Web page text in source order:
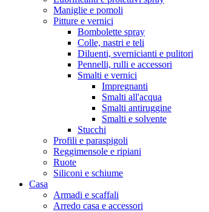
Maniglie e pomoli
Pitture e vernici
Bombolette spray
Colle, nastri e teli
Diluenti, svernicianti e pulitori
Pennelli, rulli e accessori
Smalti e vernici
Impregnanti
Smalti all'acqua
Smalti antiruggine
Smalti e solvente
Stucchi
Profili e paraspigoli
Reggimensole e ripiani
Ruote
Siliconi e schiume
Casa
Armadi e scaffali
Arredo casa e accessori